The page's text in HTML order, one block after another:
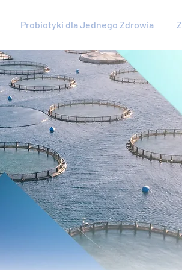
Probiotyki dla Jednego Zdrowia